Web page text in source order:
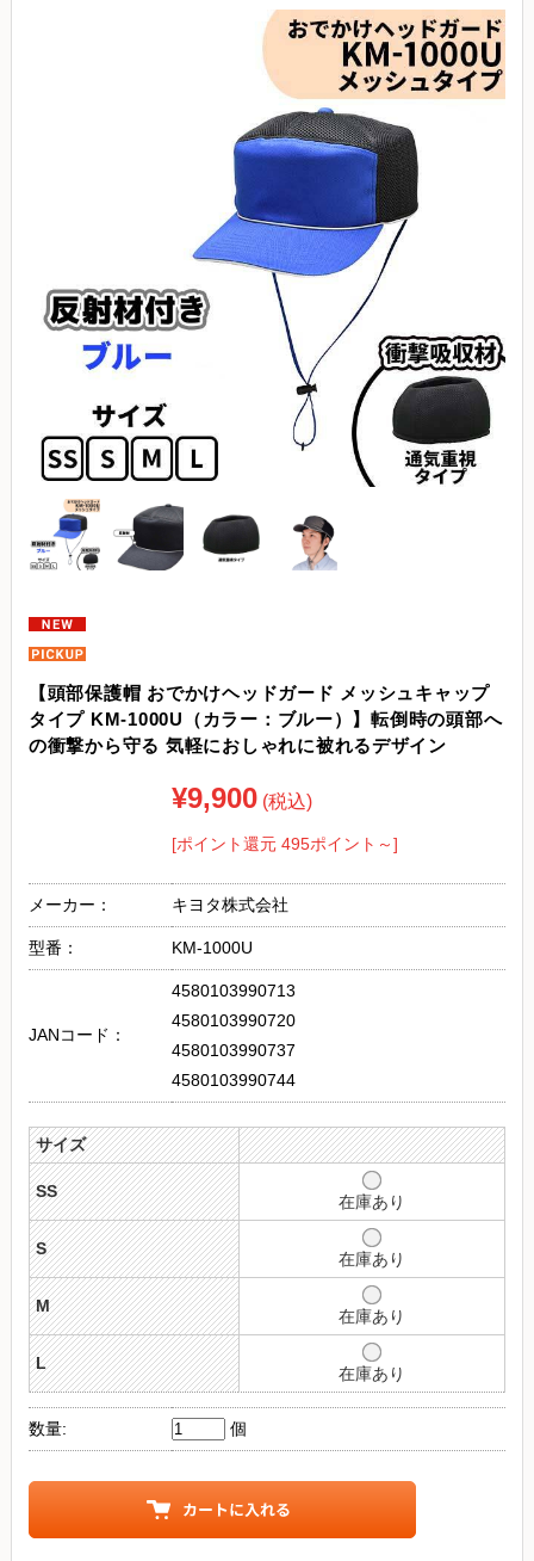
【頭部保護帽 おでかけヘッドガード メッシュキャップ
タイプ KM-1000U（カラー：ブルー）】転倒時の頭部へ
の衝撃から守る 気軽におしゃれに被れるデザイン
¥9,900 (税込)
[ポイント還元 495ポイント～]
メーカー： キヨタ株式会社
型番： KM-1000U
JANコード：
4580103990713
4580103990720
4580103990737
4580103990744
サイズ
SS
在庫あり
S
在庫あり
M
在庫あり
L
在庫あり
数量: 個